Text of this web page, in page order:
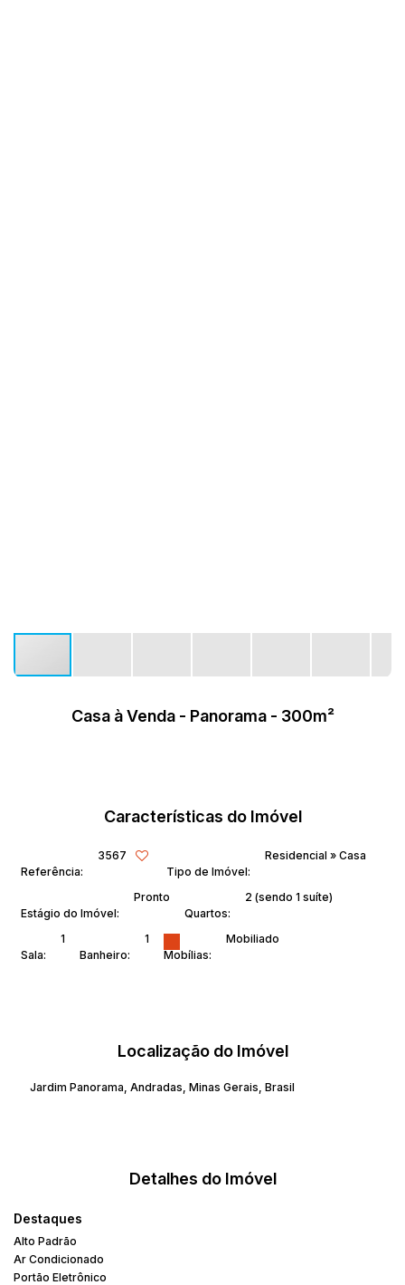
Casa à Venda - Panorama - 300m²
Características do Imóvel
Referência:
3567
Tipo de Imóvel:
Residencial » Casa
Estágio do Imóvel:
Pronto
Quartos:
2 (sendo 1 suíte)
Sala:
1
Banheiro:
1
Mobílias:
Mobiliado
Localização do Imóvel
Jardim Panorama Andradas Minas Gerais Brasil
Detalhes do Imóvel
Destaques
Alto Padrão
Ar Condicionado
Portão Eletrônico